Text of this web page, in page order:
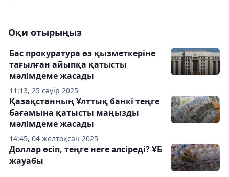
Оқи отырыңыз
11:13, 25 сәуір 2025
Бас прокуратура өз қызметкеріне
тағылған айыпқа қатысты
мәлімдеме жасады
14:45, 04 желтоқсан 2025
Қазақстанның Ұлттық банкі теңге
бағамына қатысты маңызды
мәлімдеме жасады
Доллар өсіп, теңге неге әлсіреді? ҰБ
жауабы